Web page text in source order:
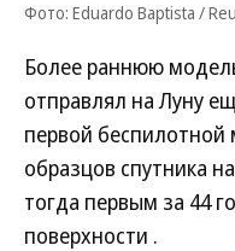
Фото: Eduardo Baptista /
Более раннюю
отправлял на Луну
первой беспилотной
образцов спутника
тогда первым за 44
поверхности .